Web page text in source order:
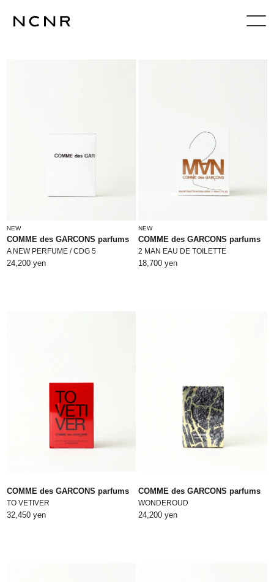
NEW
COMME des GARCONS parfums
A NEW PERFUME / CDG 5
24,200 yen
NEW
COMME des GARCONS parfums
2 MAN EAU DE TOILETTE
18,700 yen
COMME des GARCONS parfums
TO VETIVER
32,450 yen
COMME des GARCONS parfums
WONDEROUD
24,200 yen